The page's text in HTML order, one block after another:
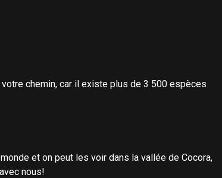
chemin, car il existe plus de 3 500 espèces
et on peut les voir dans la vallée de Cocora,
nous!